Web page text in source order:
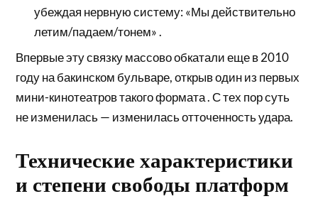
убеждая нервную систему: «Мы действительно
летим/падаем/тонем» .
Впервые эту связку массово обкатали еще в 2010
году на бакинском бульваре, открыв один из первых
мини-кинотеатров такого формата . С тех пор суть
не изменилась — изменилась отточенность удара.
Технические характеристики
и степени свободы платформ